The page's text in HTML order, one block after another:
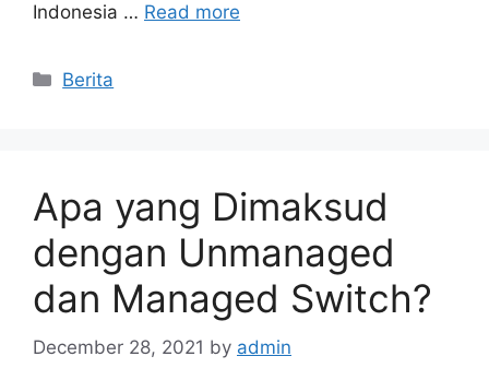
Indonesia … Read more
Categories
Berita
Apa yang Dimaksud
dengan Unmanaged
dan Managed Switch?
December 28, 2021 by admin